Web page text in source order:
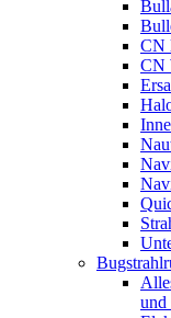
CN
CN